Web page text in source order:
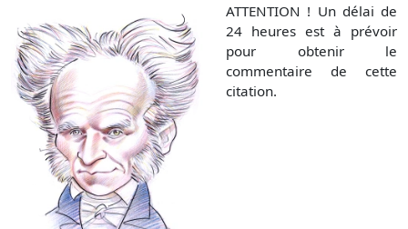
ATTENTION ! Un délai de
24 heures est à prévoir
pour obtenir le
commentaire de cette
citation.